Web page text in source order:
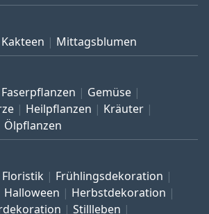
Kakteen Mittagsblumen
Faserpflanzen
Gemüse
Heilpflanzen
Kräuter
Ölpflanzen
Floristik
Frühlingsdekoration
Halloween
Herbstdekoration
Stillleben